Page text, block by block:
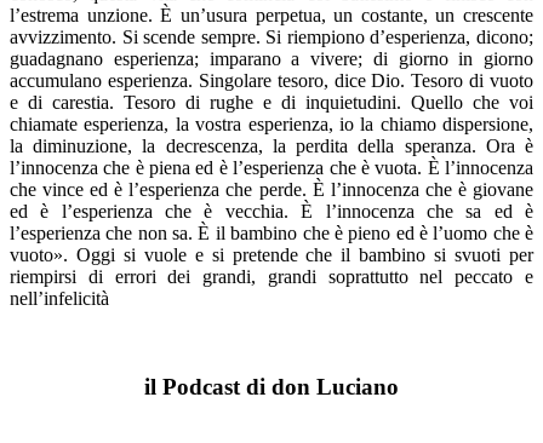
l’estrema unzione. È un’usura perpetua, un costante, un crescente
avvizzimento. Si scende sempre. Si riempiono d’esperienza, dicono;
guadagnano esperienza; imparano a vivere; di giorno in giorno
accumulano esperienza. Singolare tesoro, dice Dio. Tesoro di vuoto
e di carestia. Tesoro di rughe e di inquietudini. Quello che voi
chiamate esperienza, la vostra esperienza, io la chiamo dispersione,
la diminuzione, la decrescenza, la perdita della speranza. Ora è
l’innocenza che è piena ed è l’esperienza che è vuota. È l’innocenza
che vince ed è l’esperienza che perde. È l’innocenza che è giovane
ed è l’esperienza che è vecchia. È l’innocenza che sa ed è
l’esperienza che non sa. È il bambino che è pieno ed è l’uomo che è
vuoto». Oggi si vuole e si pretende che il bambino si svuoti per
riempirsi di errori dei grandi, grandi soprattutto nel peccato e
nell’infelicità
il Podcast di don Luciano